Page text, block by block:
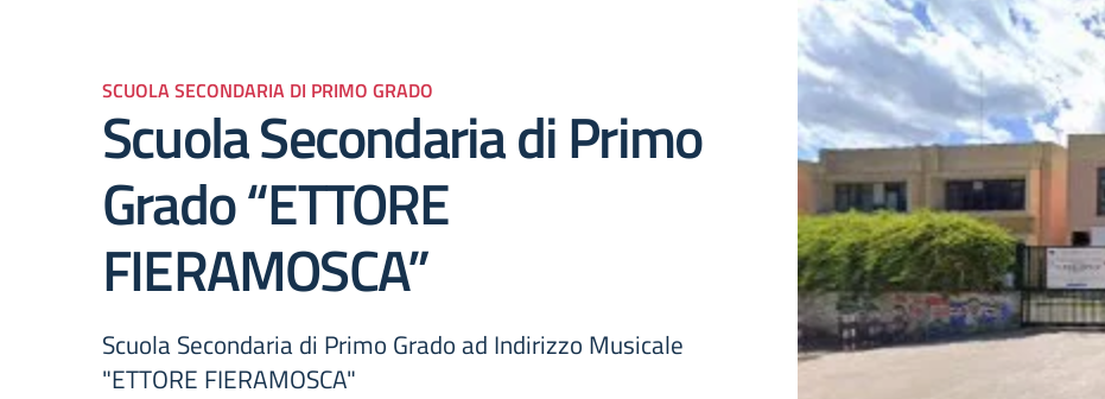
SCUOLA SECONDARIA DI PRIMO GRADO
Scuola Secondaria di Primo
Grado “ETTORE
FIERAMOSCA”
Scuola Secondaria di Primo Grado ad Indirizzo Musicale
"ETTORE FIERAMOSCA"